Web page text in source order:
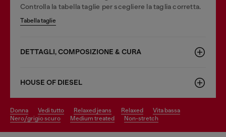
Controlla la tabella taglie per scegliere la taglia corretta.
Tabella taglie
DETTAGLI, COMPOSIZIONE & CURA
HOUSE OF DIESEL
donna vedi tutto relaxed jeans relaxed
vita bassa
nero/grigio scuro
medium treated non-stretch